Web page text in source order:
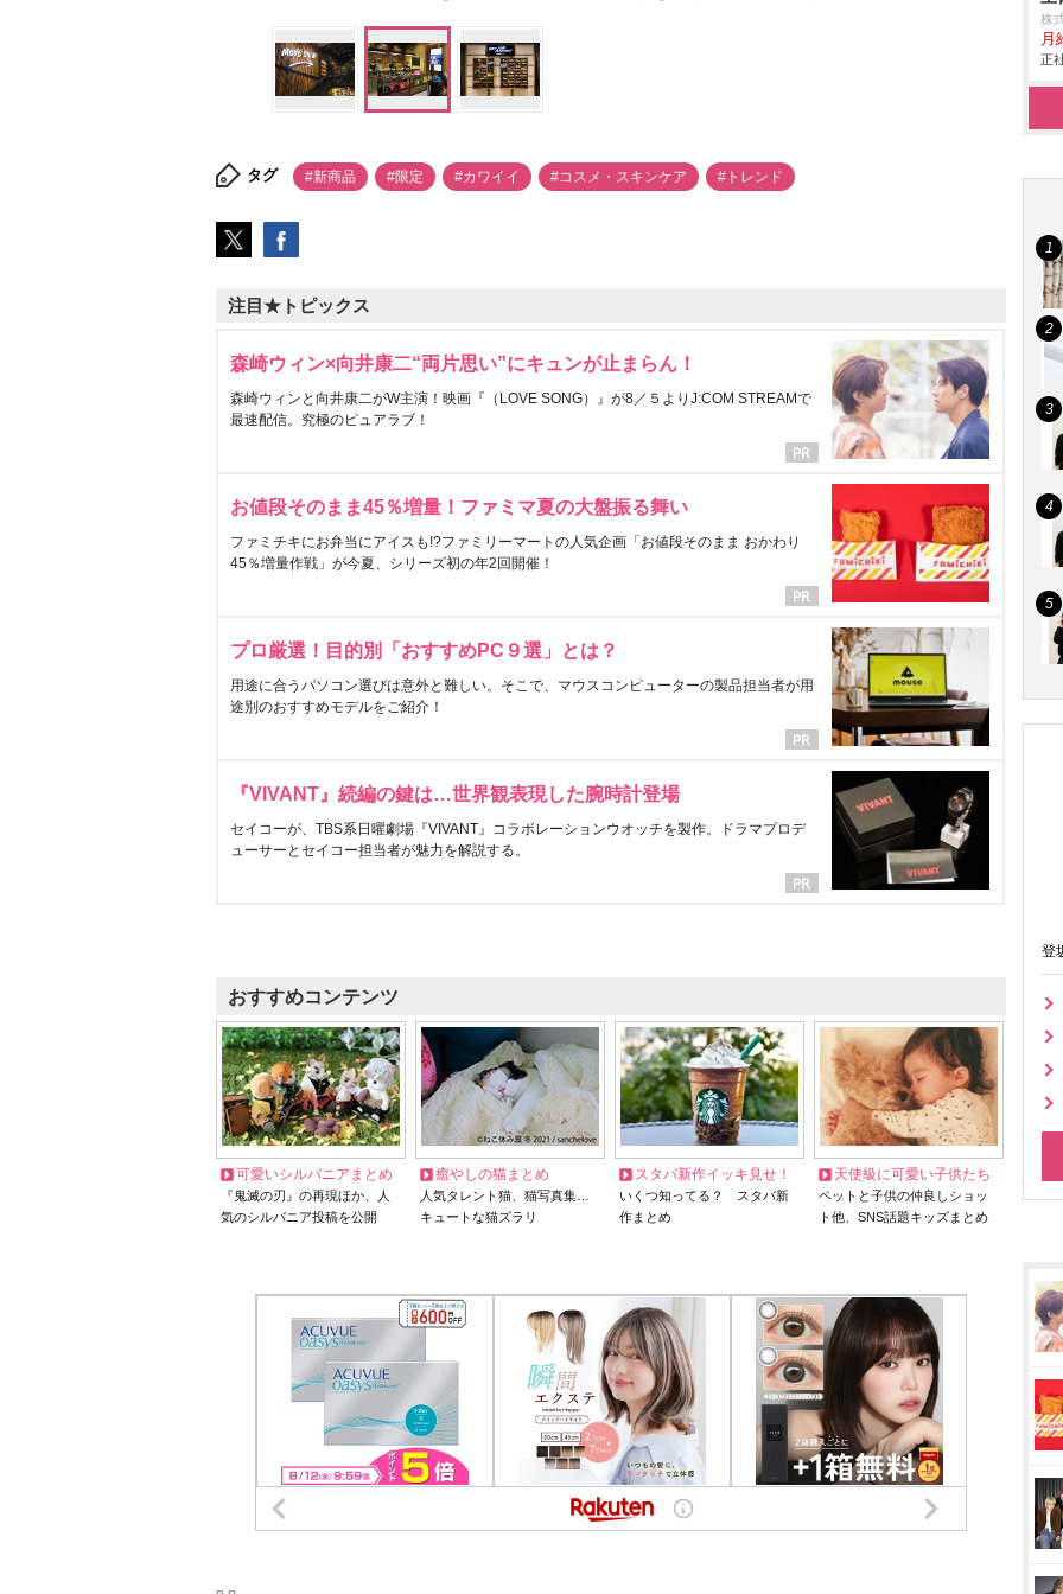
タグ #新商品 #限定 #カワイイ #コスメ・スキンケア #トレンド
注目★トピックス
森崎ウィン×向井康二“両片思い”にキュンが止まらん！
森崎ウィンと向井康二がW主演！映画『（LOVE SONG）』が8／５よりJ:COM STREAMで
最速配信。究極のピュアラブ！
お値段そのまま45％増量！ファミマ夏の大盤振る舞い
ファミチキにお弁当にアイスも!?ファミリーマートの人気企画「お値段そのまま おかわり
45％増量作戦」が今夏、シリーズ初の年2回開催！
プロ厳選！目的別「おすすめPC９選」とは？
用途に合うパソコン選びは意外と難しい。そこで、マウスコンピューターの製品担当者が用
途別のおすすめモデルをご紹介！
『VIVANT』続編の鍵は…世界観表現した腕時計登場
セイコーが、TBS系日曜劇場『VIVANT』コラボレーションウオッチを製作。ドラマプロデ
ューサーとセイコー担当者が魅力を解説する。
おすすめコンテンツ
可愛いシルバニアまとめ
『鬼滅の刃』の再現ほか、人
気のシルバニア投稿を公開
癒やしの猫まとめ
人気タレント猫、猫写真集…
キュートな猫ズラリ
スタバ新作イッキ見せ！
いくつ知ってる？ スタバ新
作まとめ
天使級に可愛い子供たち
ペットと子供の仲良しショッ
ト他、SNS話題キッズまとめ
株
月
正
登